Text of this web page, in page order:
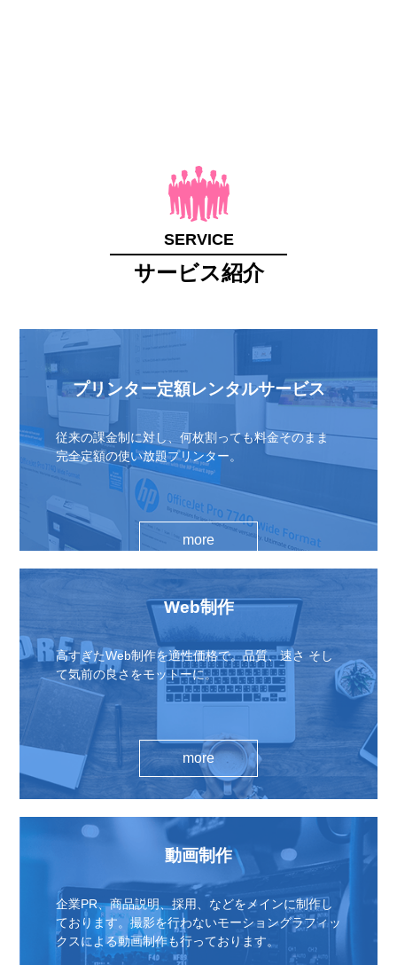
SERVICE
サービス紹介
プリンター定額レンタルサービス
従来の課金制に対し、何枚割っても料金そのまま
完全定額の使い放題プリンター。
more
Web制作
高すぎたWeb制作を適性価格で。品質、速さ そし
て気前の良さをモットーに。
more
動画制作
企業PR、商品説明、採用、などをメインに制作し
ております。撮影を行わないモーショングラフィッ
クスによる動画制作も行っております。